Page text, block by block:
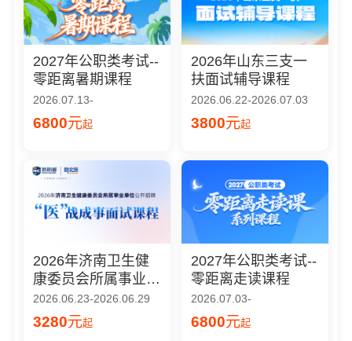
2027年公职类考试--
零距离暑期课程
2026.07.13-
6800元起
2026年山东三支一
扶面试辅导课程
2026.06.22-2026.07.03
3800元起
2026年济南卫生健
康委员会所属事业单
位公开招聘面试课程
2026.06.23-2026.06.29
3280元起
2027年公职类考试--
零距离走读课程
2026.07.03-
6800元起